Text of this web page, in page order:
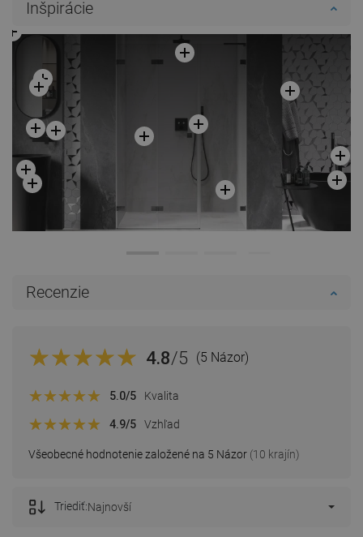
Inšpirácie
Recenzie
4.8/5 (5 Názor)
Všeobecné hodnotenie založené na 5 Názor (10 krajín)
5.0/5 Kvalita
4.9/5 Vzhľad
Triediť:Najnovší